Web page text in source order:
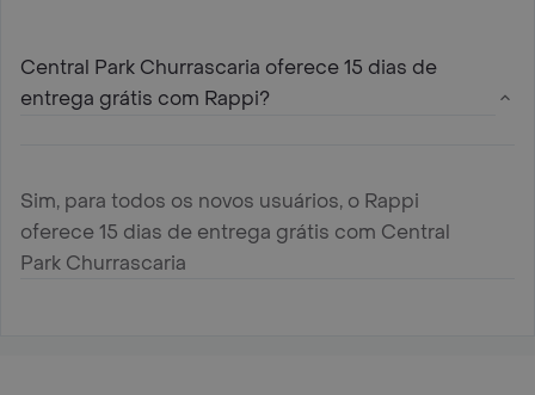
Central Park Churrascaria oferece 15 dias de
entrega grátis com Rappi?
Sim, para todos os novos usuários, o Rappi
oferece 15 dias de entrega grátis com Central
Park Churrascaria